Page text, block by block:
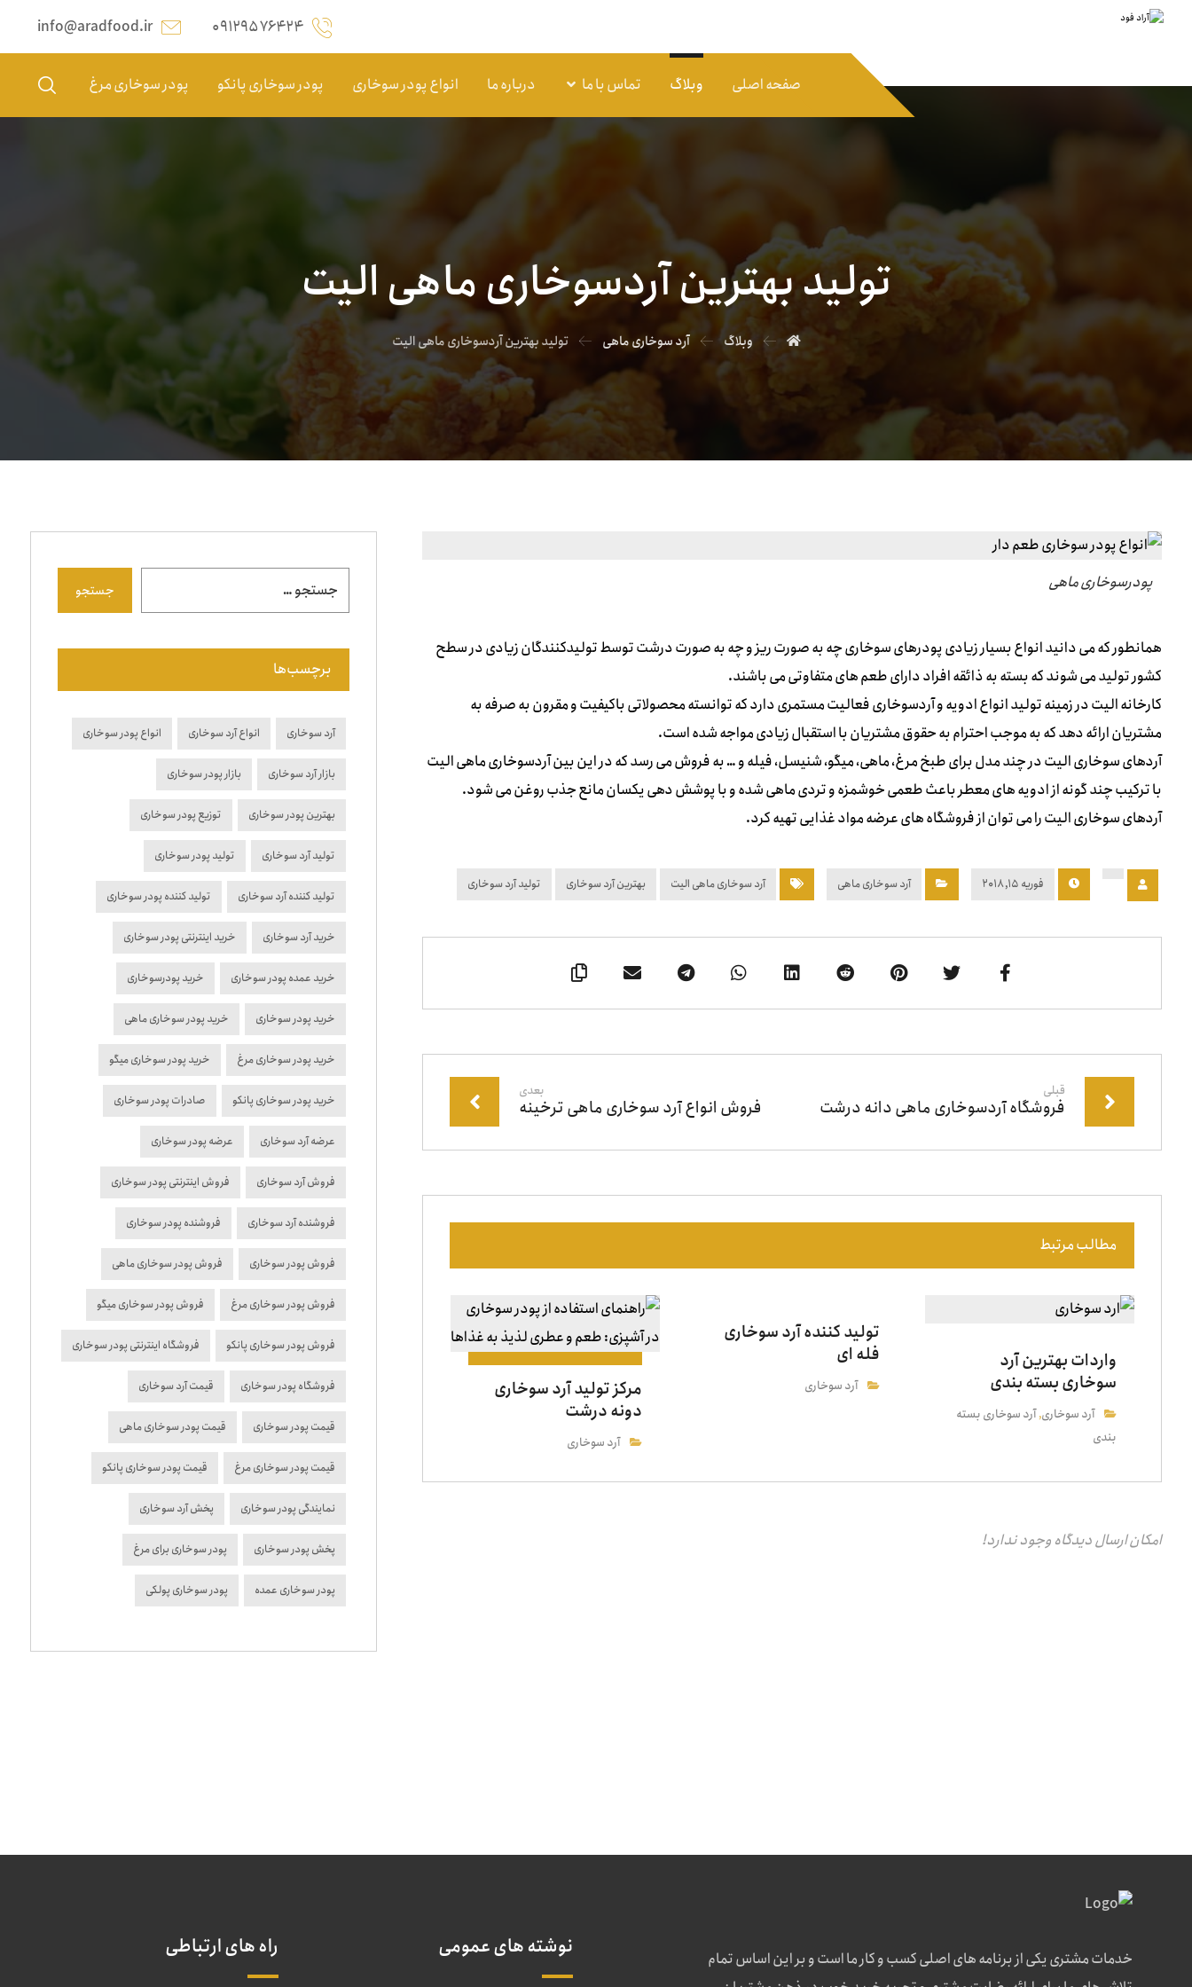
info@aradfood.ir ۰۹۱۲۹۵۷۶۴۲۴
صفحه اصلی وبلاگ تماس با ما درباره ما انواع پودر سوخاری پودر سوخاری پانکو پودر سوخاری مرغ
تولید بهترین آردسوخاری ماهی الیت
وبلاگ آرد سوخاری ماهی تولید بهترین آردسوخاری ماهی الیت
پودرسوخاری ماهی
همانطور که می دانید انواع بسیار زیادی پودرهای سوخاری چه به صورت ریز و چه به صورت درشت توسط تولیدکنندگان زیادی در سطح
کشور تولید می شوند که بسته به ذائقه افراد دارای طعم های متفاوتی می باشند.
کارخانه الیت در زمینه تولید انواع ادویه و آردسوخاری فعالیت مستمری دارد که توانسته محصولاتی باکیفیت و مقرون به صرفه به
مشتریان ارائه دهد که به موجب احترام به حقوق مشتریان با استقبال زیادی مواجه شده است.
آردهای سوخاری الیت در چند مدل برای طبخ مرغ، ماهی، میگو، شنیسل، فیله و … به فروش می رسد که در این بین آردسوخاری ماهی الیت
با ترکیب چند گونه از ادویه های معطر باعث طعمی خوشمزه و تردی ماهی شده و با پوشش دهی یکسان مانع جذب روغن می شود.
آردهای سوخاری الیت را می توان از فروشگاه های عرضه مواد غذایی تهیه کرد.
فوریه ۱۵, ۲۰۱۸ آرد سوخاری ماهی آرد سوخاری ماهی الیت بهترین آرد سوخاری تولید آرد سوخاری
قبلی
فروشگاه آردسوخاری ماهی دانه درشت
بعدی
فروش انواع آرد سوخاری ماهی ترخینه
مطالب مرتبط
واردات بهترین آرد
سوخاری بسته بندی
آرد سوخاری,آرد سوخاری بسته
بندی
تولید کننده آرد سوخاری
فله ای
آرد سوخاری
مرکز تولید آرد سوخاری
دونه درشت
آرد سوخاری
امکان ارسال دیدگاه وجود ندارد!
جستجو
برچسب‌ها
آرد سوخاری انواع آرد سوخاری انواع پودر سوخاری
بازار آرد سوخاری بازار پودر سوخاری
بهترین پودر سوخاری توزیع پودر سوخاری
تولید آرد سوخاری تولید پودر سوخاری
تولید کننده آرد سوخاری تولید کننده پودر سوخاری
خرید آرد سوخاری خرید اینترنتی پودر سوخاری
خرید عمده پودر سوخاری خرید پودرسوخاری
خرید پودر سوخاری خرید پودر سوخاری ماهی
خرید پودر سوخاری مرغ خرید پودر سوخاری میگو
خرید پودر سوخاری پانکو صادرات پودر سوخاری
عرضه آرد سوخاری عرضه پودر سوخاری
فروش آرد سوخاری فروش اینترنتی پودر سوخاری
فروشنده آرد سوخاری فروشنده پودر سوخاری
فروش پودر سوخاری فروش پودر سوخاری ماهی
فروش پودر سوخاری مرغ فروش پودر سوخاری میگو
فروش پودر سوخاری پانکو فروشگاه اینترنتی پودر سوخاری
فروشگاه پودر سوخاری قیمت آرد سوخاری
قیمت پودر سوخاری قیمت پودر سوخاری ماهی
قیمت پودر سوخاری مرغ قیمت پودر سوخاری پانکو
نمایندگی پودر سوخاری پخش آرد سوخاری
پخش پودر سوخاری پودر سوخاری برای مرغ
پودر سوخاری عمده پودر سوخاری پولکی
خدمات مشتری یکی از برنامه های اصلی کسب و کار ما است و بر این اساس تمام
نوشته های عمومی راه های ارتباطی